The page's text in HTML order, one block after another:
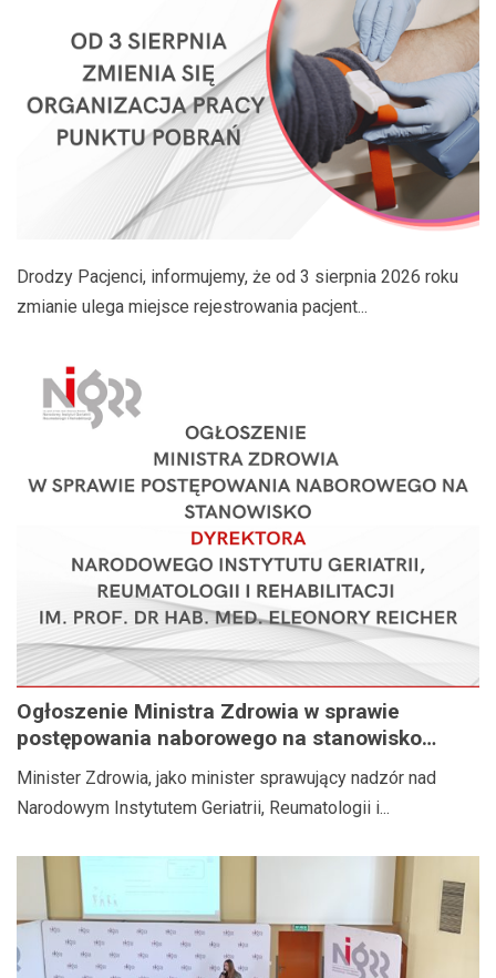
Drodzy Pacjenci, informujemy, że od 3 sierpnia 2026 roku
zmianie ulega miejsce rejestrowania pacjent...
Ogłoszenie Ministra Zdrowia w sprawie
postępowania naborowego na stanowisko
Reumatologii i Rehabilitacji im. prof. dr hab.
med. Eleonory Reicher
Minister Zdrowia, jako minister sprawujący nadzór nad
Narodowym Instytutem Geriatrii, Reumatologii i...